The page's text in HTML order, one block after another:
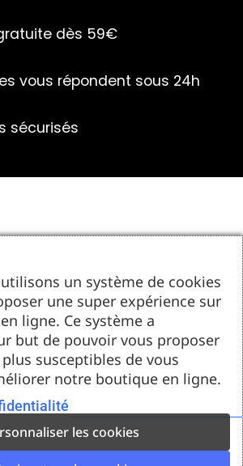
dès 59€
vous répondent sous 24h
sécurisés
acceptées
un système de cookies
une super expérience sur
ligne. Ce système a
but de pouvoir vous proposer
susceptibles de vous
notre boutique en ligne.
les cookies